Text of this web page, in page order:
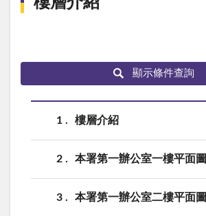
顯示條件查詢
1 樓層介紹
2 本署第一辦公室一樓平面圖
3 本署第一辦公室二樓平面圖